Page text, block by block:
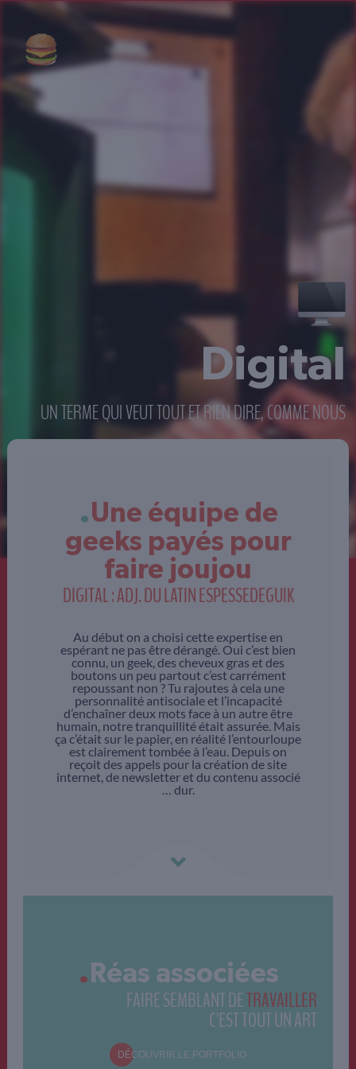
Digital
UN TERME QUI VEUT TOUT ET RIEN DIRE, COMME NOUS
.Une équipe de
geeks payés pour
faire joujou
DIGITAL : ADJ. DU LATIN ESPESSEDEGUIK
Au début on a choisi cette expertise en
espérant ne pas être dérangé. Oui c’est bien
connu, un geek, des cheveux gras et des
boutons un peu partout c’est carrément
repoussant non ? Tu rajoutes à cela une
personnalité antisociale et l’incapacité
d’enchaîner deux mots face à un autre être
humain, notre tranquillité était assurée. Mais
ça c’était sur le papier, en réalité l’entourloupe
est clairement tombée à l’eau. Depuis on
reçoit des appels pour la création de site
internet, de newsletter et du contenu associé
… dur.
.Réas associées
FAIRE SEMBLANT DETRAVAILLER
C'EST TOUT UN ART
DÉCOUVRIR LE PORTFOLIO